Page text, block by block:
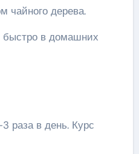
чайного дерева.
быстро в домашних
раза в день. Курс